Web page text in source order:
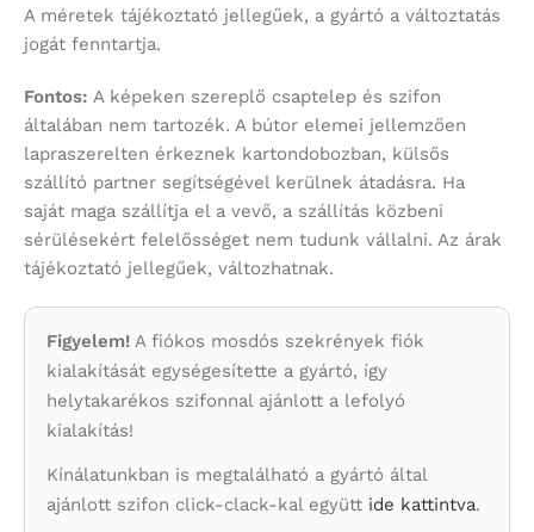
A méretek tájékoztató jellegűek, a gyártó a változtatás
jogát fenntartja.
Fontos: A képeken szereplő csaptelep és szifon
általában nem tartozék. A bútor elemei jellemzően
lapraszerelten érkeznek kartondobozban, külsős
szállító partner segítségével kerülnek átadásra. Ha
saját maga szállítja el a vevő, a szállítás közbeni
sérülésekért felelősséget nem tudunk vállalni. Az árak
tájékoztató jellegűek, változhatnak.
Figyelem! A fiókos mosdós szekrények fiók
kialakítását egységesítette a gyártó, így
helytakarékos szifonnal ajánlott a lefolyó
kialakítás!
Kínálatunkban is megtalálható a gyártó által
ajánlott szifon click-clack-kal együtt ide kattintva.